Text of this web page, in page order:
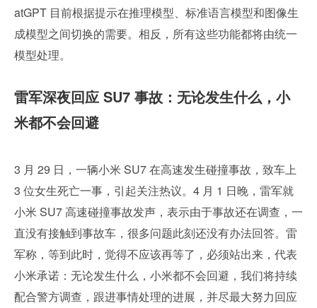
atGPT 目前根据提示在推理模型、标准语言模型和图像生
成模型之间切换的需要。相反，所有这些功能都将由统一
模型处理。
雷军深夜回应 SU7 事故：无论发生什么，小
米都不会回避
3 月 29 日，一辆小米 SU7 在高速发生碰撞事故，致车上
3 位女生死亡一事，引起关注热议。4 月 1 日晚，雷军就
小米 SU7 高速碰撞事故发声，表示由于事故还在调查，一
直没有接触到事故车，很多问题此刻还没有办法回答。雷
军称，等到此时，觉得不应该再等了，必须站出来，代表
小米承诺：无论发生什么，小米都不会回避，我们将持续
配合警方调查，跟进事情处理的进展，并尽最大努力回应